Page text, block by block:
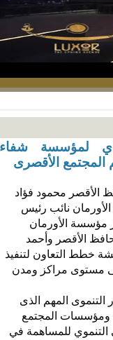
لمؤسسة شفاء
الأقصرى
استقبل المهندس عبد المطلب عماره محافظ الأقصر محمود فؤاد
الرئيس التنفيذى لمؤسسة مستشفى شفاء الأورمان نائب رئيس
جمعية الاورمان و العميد إبراهيم كمال مدير مؤسسة الأورمان
بالأقصر بحضور دكتور هشام أبو زيد نائب محافظ الأقصر وأحمد
وزيرى سكرتير عام محافظة الأقصر، لمناقشة خطط التعاون لتنفيذ
عدد من المشروعات الخدمية والتنموية على مستوى مراكز ومدن
بالدور التنموى المهم الذى
تقوم به جمعية الأورمان و الجمعيات الأهلية ومؤسسات المجتمع
المدنى ضمن التحالف الوطنى للعمل الأهلى التنموي للمساهمة في